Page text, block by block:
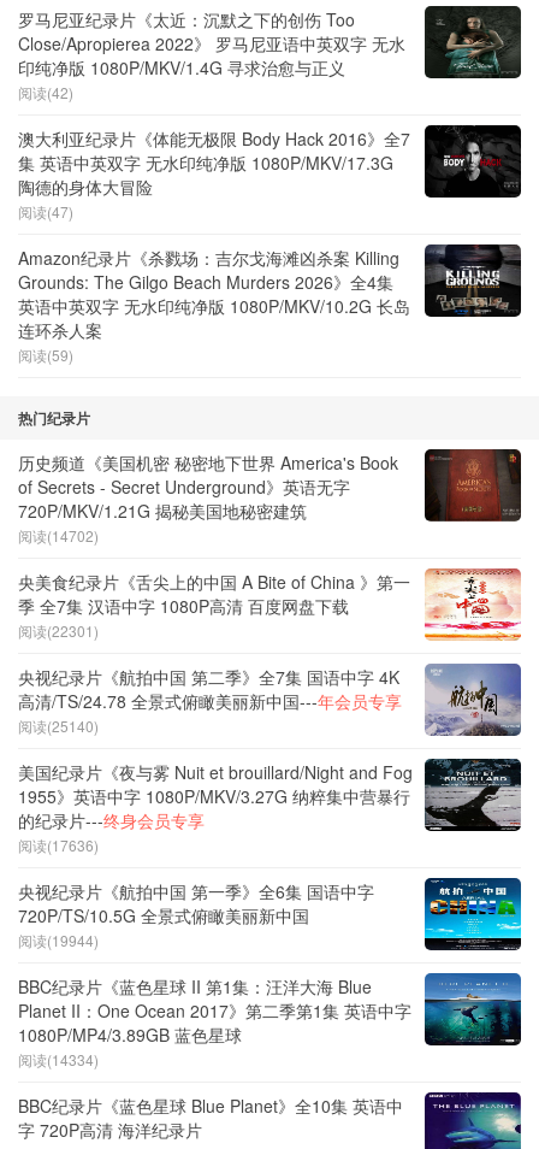
罗马尼亚纪录片《太近：沉默之下的创伤 Too
Close/Apropierea 2022》 罗马尼亚语中英双字 无水
印纯净版 1080P/MKV/1.4G 寻求治愈与正义
阅读(42)
澳大利亚纪录片《体能无极限 Body Hack 2016》全7
集 英语中英双字 无水印纯净版 1080P/MKV/17.3G
陶德的身体大冒险
阅读(47)
Amazon纪录片《杀戮场：吉尔戈海滩凶杀案 Killing
Grounds: The Gilgo Beach Murders 2026》全4集
英语中英双字 无水印纯净版 1080P/MKV/10.2G 长岛
连环杀人案
阅读(59)
热门纪录片
历史频道《美国机密 秘密地下世界 America's Book
of Secrets - Secret Underground》英语无字
720P/MKV/1.21G 揭秘美国地秘密建筑
阅读(14702)
央美食纪录片《舌尖上的中国 A Bite of China 》第一
季 全7集 汉语中字 1080P高清 百度网盘下载
阅读(22301)
央视纪录片《航拍中国 第二季》全7集 国语中字 4K
高清/TS/24.78 全景式俯瞰美丽新中国---年会员专享
阅读(25140)
美国纪录片《夜与雾 Nuit et brouillard/Night and Fog
1955》英语中字 1080P/MKV/3.27G 纳粹集中营暴行
的纪录片---终身会员专享
阅读(17636)
央视纪录片《航拍中国 第一季》全6集 国语中字
720P/TS/10.5G 全景式俯瞰美丽新中国
阅读(19944)
BBC纪录片《蓝色星球 II 第1集：汪洋大海 Blue
Planet II：One Ocean 2017》第二季第1集 英语中字
1080P/MP4/3.89GB 蓝色星球
阅读(14334)
BBC纪录片《蓝色星球 Blue Planet》全10集 英语中
字 720P高清 海洋纪录片